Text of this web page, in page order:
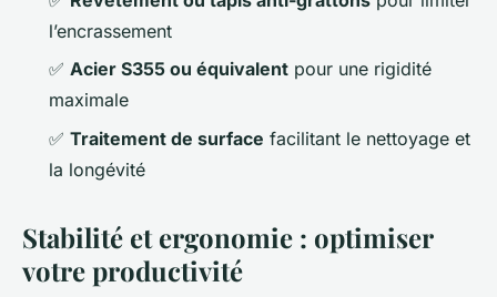
l’encrassement
✅ Acier S355 ou équivalent pour une rigidité
maximale
✅ Traitement de surface facilitant le nettoyage et
la longévité
Stabilité et ergonomie : optimiser
votre productivité